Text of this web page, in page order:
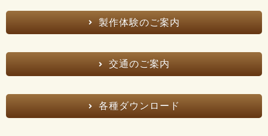
製作体験のご案内
交通のご案内
各種ダウンロード